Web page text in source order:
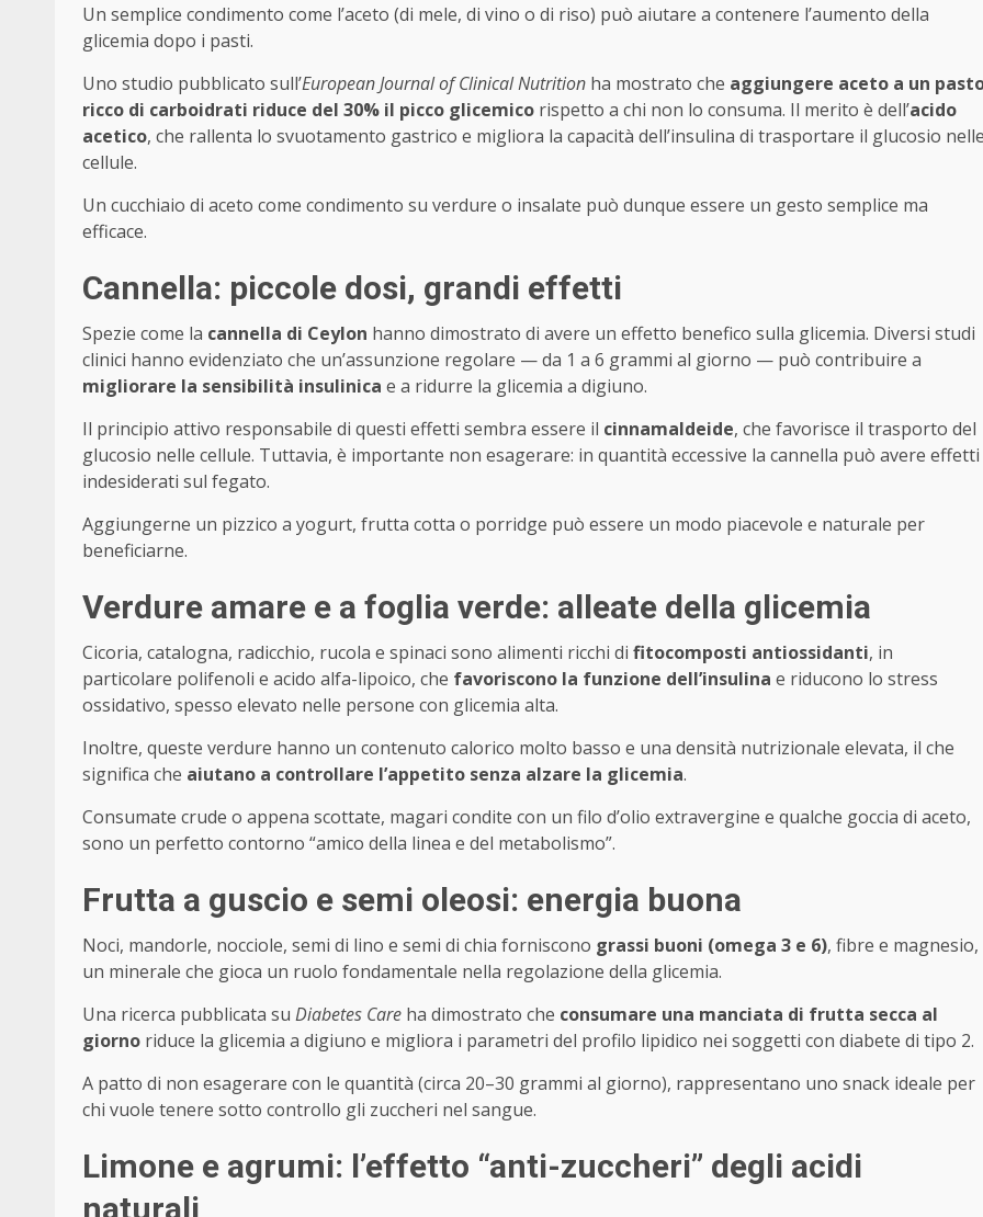
Un semplice condimento come l’aceto (di mele, di vino o di riso) può aiutare a contenere l’aumento della
glicemia dopo i pasti.
Uno studio pubblicato sull’European Journal of Clinical Nutrition ha mostrato che aggiungere aceto a un
ricco di carboidrati riduce del 30% il picco glicemico rispetto a chi non lo consuma. Il merito è dell’acido
acetico, che rallenta lo svuotamento gastrico e migliora la capacità dell’insulina di trasportare il glucosio
cellule.
Un cucchiaio di aceto come condimento su verdure o insalate può dunque essere un gesto semplice ma
efficace.
Cannella: piccole dosi, grandi effetti
Spezie come la cannella di Ceylon hanno dimostrato di avere un effetto benefico sulla glicemia. Diversi studi
clinici hanno evidenziato che un’assunzione regolare — da 1 a 6 grammi al giorno — può contribuire a
migliorare la sensibilità insulinica e a ridurre la glicemia a digiuno.
Il principio attivo responsabile di questi effetti sembra essere il cinnamaldeide, che favorisce il trasporto del
glucosio nelle cellule. Tuttavia, è importante non esagerare: in quantità eccessive la cannella può avere effetti
indesiderati sul fegato.
Aggiungerne un pizzico a yogurt, frutta cotta o porridge può essere un modo piacevole e naturale per
beneficiarne.
Verdure amare e a foglia verde: alleate della glicemia
Cicoria, catalogna, radicchio, rucola e spinaci sono alimenti ricchi di fitocomposti antiossidanti, in
particolare polifenoli e acido alfa-lipoico, che favoriscono la funzione dell’insulina e riducono lo stress
ossidativo, spesso elevato nelle persone con glicemia alta.
Inoltre, queste verdure hanno un contenuto calorico molto basso e una densità nutrizionale elevata, il che
significa che aiutano a controllare l’appetito senza alzare la glicemia.
Consumate crude o appena scottate, magari condite con un filo d’olio extravergine e qualche goccia di aceto,
sono un perfetto contorno “amico della linea e del metabolismo”.
Frutta a guscio e semi oleosi: energia buona
Noci, mandorle, nocciole, semi di lino e semi di chia forniscono grassi buoni (omega 3 e 6), fibre e magnesio,
un minerale che gioca un ruolo fondamentale nella regolazione della glicemia.
Una ricerca pubblicata su Diabetes Care ha dimostrato che consumare una manciata di frutta secca al
giorno riduce la glicemia a digiuno e migliora i parametri del profilo lipidico nei soggetti con diabete di tipo 2.
A patto di non esagerare con le quantità (circa 20–30 grammi al giorno), rappresentano uno snack ideale per
chi vuole tenere sotto controllo gli zuccheri nel sangue.
Limone e agrumi: l’effetto “anti-zuccheri” degli acidi
naturali